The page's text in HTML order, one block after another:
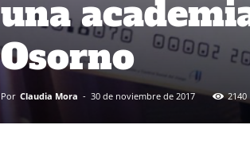
una
Osorno
Por Claudia Mora - 30 de noviembre de 2017 2140